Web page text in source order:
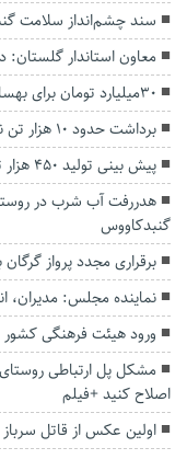
سند چشم‌انداز سلامت
معاون استاندار
۳۰میلیارد تومان برای بهسازی سه محور در گلستان
برداشت حدود ۱۰ هزار تن نارنگی در استان گلستان
پیش بینی تولید ۴۵۰ هزار تن گندم در گلستان
هدررفت آب شرب در
گنبدکاووس
برقراری مجدد پرواز
نماینده مجلس: مدیران،
ورود هیئت فرهنگی
مشکل پل ارتباطی روستای
اصلاح کنید +فیلم
اولین عکس از قاتل